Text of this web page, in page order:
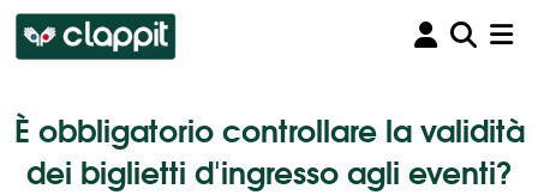
È obbligatorio controllare la validità
dei biglietti d'ingresso agli eventi?